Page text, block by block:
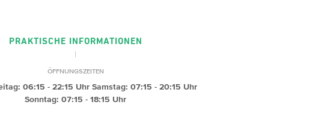
PRAKTISCHE INFORMATIONEN
ÖFFNUNGSZEITEN
06:15 - 22:15 Uhr Samstag: 07:15 - 20:15 Uhr
Sonntag: 07:15 - 18:15 Uhr